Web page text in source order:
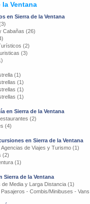
la Ventana
en Sierra de la Ventana
Cabañas (26)
(2)
(3)
(1)
(1)
(1)
(1)
en Sierra de la Ventana
(2)
(4)
en Sierra de la Ventana
de Viajes y Turismo (1)
(2)
(1)
Sierra de la Ventana
Media y Larga Distancia (1)
- Combis/Minibuses -